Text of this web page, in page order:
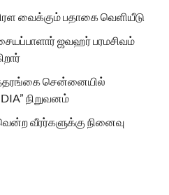
வைக்கும் பதாகை வெளியீடு
ஜவஹர் பரமசிவம்
சென்னையில்
நிறுவனம்
வீரர்களுக்கு நினைவு